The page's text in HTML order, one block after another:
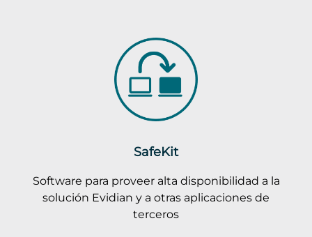
SafeKit
Software para proveer alta disponibilidad a la
solución Evidian y a otras aplicaciones de
terceros